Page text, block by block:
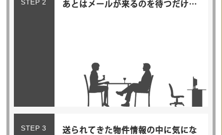
STEP 2 あとはメールが来るのを待つだけ…
STEP 3
送られてきた物件情報の中に気にな